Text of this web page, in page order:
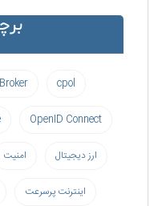
cpol
OpenID Connect
ارز دیجیتال امنیت
اینترنت پرسرعت